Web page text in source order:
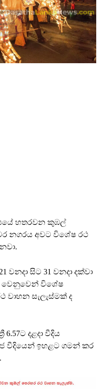
හතරවන කුඹල්
නගරය අවට විශේෂ රථ
සිට 31 වනදා දක්වා
වෙනුවෙන් විශේෂ
වාහන සැලැස්මක් ද
දළදා වීදිය
වීදියෙන් ඉහළට ගමන් කර